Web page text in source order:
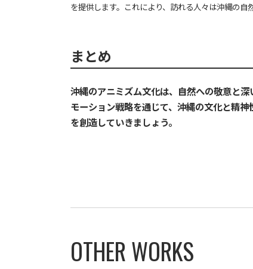
を提供します。これにより、訪れる人々は沖縄の
まとめ
沖縄のアニミズム文化は、自然への敬意と
モーション戦略を通じて、沖縄の文化と精
を創造していきましょう。
OTHER WORKS